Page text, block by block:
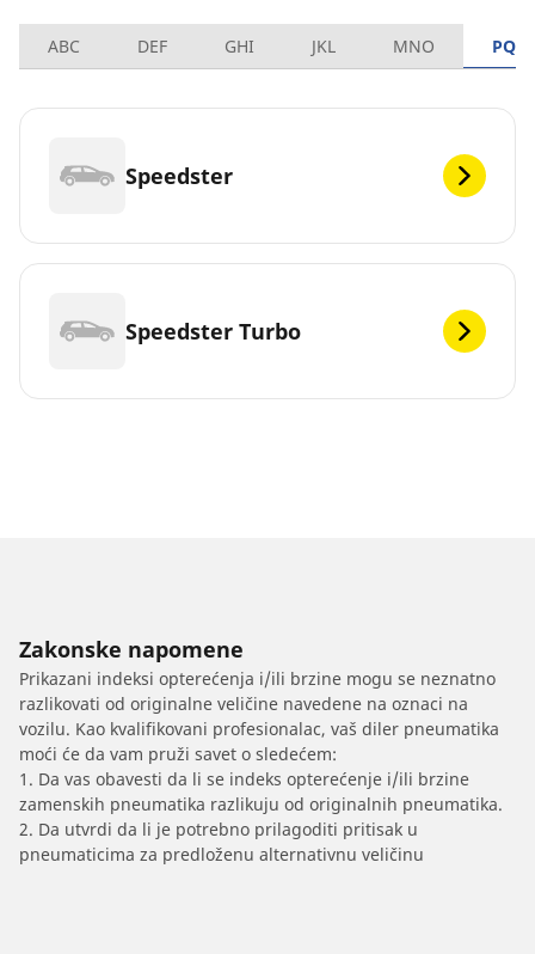
ABC DEF GHI JKL MNO PQRS
Speedster
Speedster Turbo
Zakonske napomene
Prikazani indeksi opterećenja i/ili brzine mogu se neznatno
razlikovati od originalne veličine navedene na oznaci na
vozilu. Kao kvalifikovani profesionalac, vaš diler pneumatika
moći će da vam pruži savet o sledećem:
1. Da vas obavesti da li se indeks opterećenje i/ili brzine
zamenskih pneumatika razlikuju od originalnih pneumatika.
2. Da utvrdi da li je potrebno prilagoditi pritisak u
pneumaticima za predloženu alternativnu veličinu